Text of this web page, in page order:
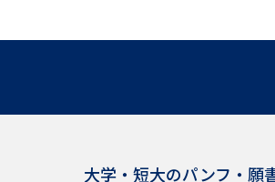
大学・短大のパンフ・願